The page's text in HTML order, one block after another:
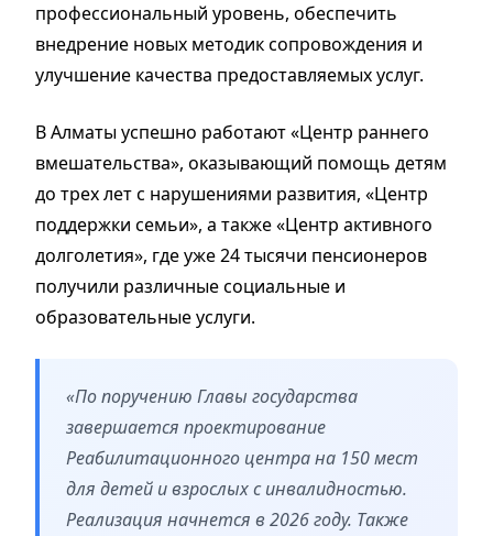
профессиональный уровень, обеспечить
внедрение новых методик сопровождения и
улучшение качества предоставляемых услуг.
В Алматы успешно работают «Центр раннего
вмешательства», оказывающий помощь детям
до трех лет с нарушениями развития, «Центр
поддержки семьи», а также «Центр активного
долголетия», где уже 24 тысячи пенсионеров
получили различные социальные и
образовательные услуги.
«По поручению Главы государства
завершается проектирование
Реабилитационного центра на 150 мест
для детей и взрослых с инвалидностью.
Реализация начнется в 2026 году. Также